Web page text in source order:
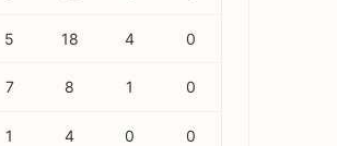
5 18 4 0
7 8 1 0
1 4 0 0